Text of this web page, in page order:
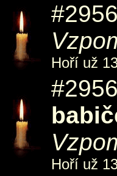
Hoří už
Hoří už